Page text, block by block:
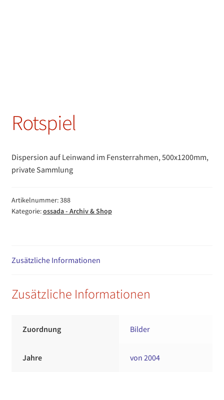
Rotspiel
Dispersion auf Leinwand im Fensterrahmen, 500x1200mm,
private Sammlung
Artikelnummer:388
Kategorie:ossada - Archiv & Shop
Zusätzliche Informationen
Zusätzliche Informationen
Zuordnung Bilder
Jahre von 2004